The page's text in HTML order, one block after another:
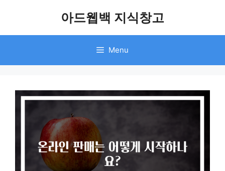
아드웹백 지식창고
Menu